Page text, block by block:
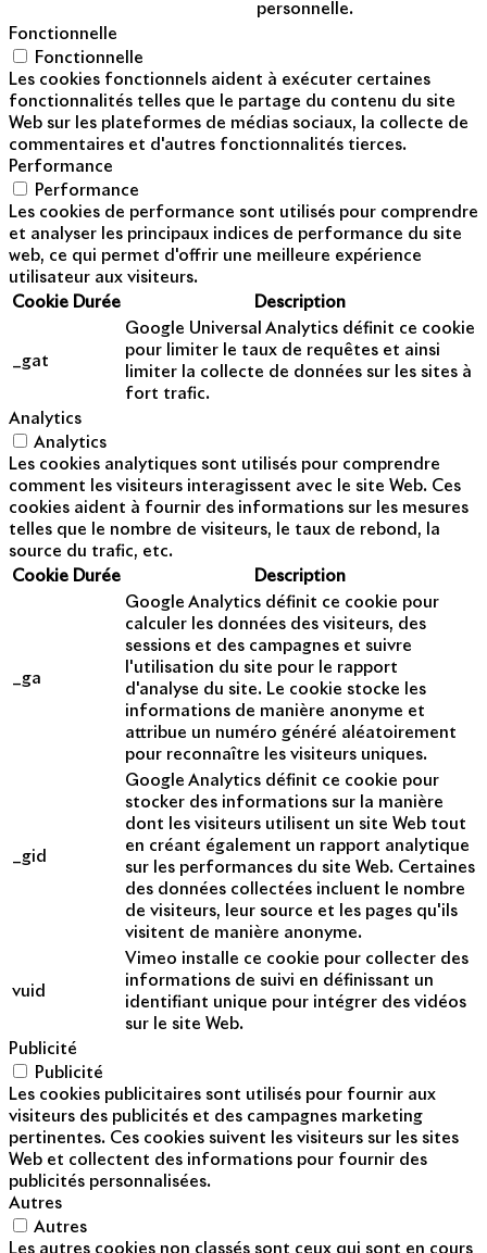
personnelle.
Fonctionnelle
Fonctionnelle
Les cookies fonctionnels aident à exécuter certaines
fonctionnalités telles que le partage du contenu du site
Web sur les plateformes de médias sociaux, la collecte de
commentaires et d'autres fonctionnalités tierces.
Performance
Performance
Les cookies de performance sont utilisés pour comprendre
et analyser les principaux indices de performance du site
web, ce qui permet d'offrir une meilleure expérience
utilisateur aux visiteurs.
Cookie Durée Description
_gat
Google Universal Analytics définit ce cookie
pour limiter le taux de requêtes et ainsi
limiter la collecte de données sur les sites à
fort trafic.
Analytics
Analytics
Les cookies analytiques sont utilisés pour comprendre
comment les visiteurs interagissent avec le site Web. Ces
cookies aident à fournir des informations sur les mesures
telles que le nombre de visiteurs, le taux de rebond, la
source du trafic, etc.
Cookie Durée Description
_ga
Google Analytics définit ce cookie pour
calculer les données des visiteurs, des
sessions et des campagnes et suivre
l'utilisation du site pour le rapport
d'analyse du site. Le cookie stocke les
informations de manière anonyme et
attribue un numéro généré aléatoirement
pour reconnaître les visiteurs uniques.
_gid
Google Analytics définit ce cookie pour
stocker des informations sur la manière
dont les visiteurs utilisent un site Web tout
en créant également un rapport analytique
sur les performances du site Web. Certaines
des données collectées incluent le nombre
de visiteurs, leur source et les pages qu'ils
visitent de manière anonyme.
vuid
Vimeo installe ce cookie pour collecter des
informations de suivi en définissant un
identifiant unique pour intégrer des vidéos
sur le site Web.
Publicité
Publicité
Les cookies publicitaires sont utilisés pour fournir aux
visiteurs des publicités et des campagnes marketing
pertinentes. Ces cookies suivent les visiteurs sur les sites
Web et collectent des informations pour fournir des
publicités personnalisées.
Autres
Autres
Les autres cookies non classés sont ceux qui sont en cours